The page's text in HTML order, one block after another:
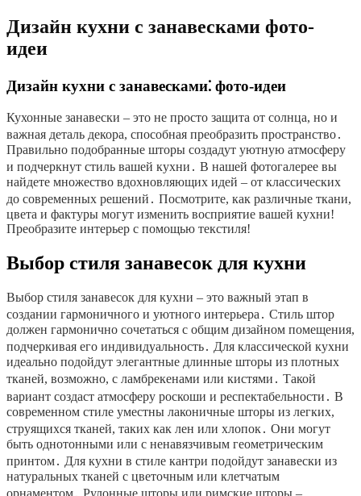
Дизайн кухни с занавесками фото-
идеи
Дизайн кухни с занавесками⁚ фото-идеи
Кухонные занавески – это не просто защита от солнца, но и
важная деталь декора, способная преобразить пространство․
Правильно подобранные шторы создадут уютную атмосферу
и подчеркнут стиль вашей кухни․ В нашей фотогалерее вы
найдете множество вдохновляющих идей – от классических
до современных решений․ Посмотрите, как различные ткани,
цвета и фактуры могут изменить восприятие вашей кухни!
Преобразите интерьер с помощью текстиля!
Выбор стиля занавесок для кухни
Выбор стиля занавесок для кухни – это важный этап в
создании гармоничного и уютного интерьера․ Стиль штор
должен гармонично сочетаться с общим дизайном помещения,
подчеркивая его индивидуальность․ Для классической кухни
идеально подойдут элегантные длинные шторы из плотных
тканей, возможно, с ламбрекенами или кистями․ Такой
вариант создаст атмосферу роскоши и респектабельности․ В
современном стиле уместны лаконичные шторы из легких,
струящихся тканей, таких как лен или хлопок․ Они могут
быть однотонными или с ненавязчивым геометрическим
принтом․ Для кухни в стиле кантри подойдут занавески из
натуральных тканей с цветочным или клетчатым
орнаментом․ Рулонные шторы или римские шторы –